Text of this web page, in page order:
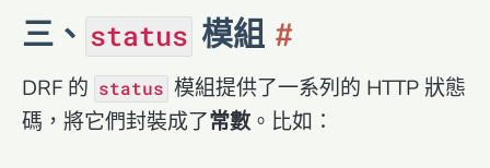
三、 status 模組
DRF 的 status 模組提供了一系列的 HTTP 狀態
碼，將它們封裝成了常數。比如：